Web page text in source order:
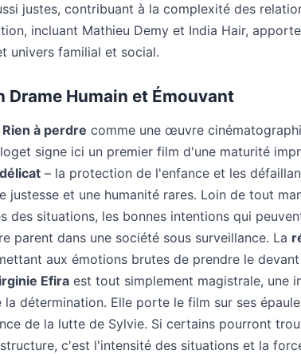
justes, contribuant à la complexité des
incluant Mathieu Demy et India Hair,
univers familial et social.
Drame Humain et Émouvant
Rien à perdre comme une œuvre
signe ici un premier film d'une maturité
– la protection de l'enfance et les
justesse et une humanité rares. Loin de tout
des situations, les bonnes intentions qui
parent dans une société sous surveillance. La
aux émotions brutes de prendre le
Efira est tout simplement magistrale, une
détermination. Elle porte le film sur ses
de la lutte de Sylvie. Si certains pourront
c'est l'intensité des situations et la